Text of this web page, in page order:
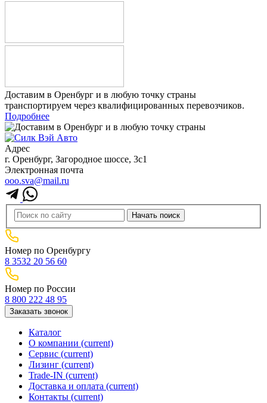
Доставим в Оренбург и в любую точку страны
транспортируем через квалифицированных перевозчиков.
Подробнее
Адрес
г. Оренбург, Загородное шоссе, 3с1
Электронная почта
ooo.sva@mail.ru
Номер по Оренбургу
8 3532 20 56 60
Номер по России
8 800 222 48 95
Заказать звонок
Каталог
О компании (current)
Сервис (current)
Лизинг (current)
Trade-IN (current)
Доставка и оплата (current)
Контакты (current)